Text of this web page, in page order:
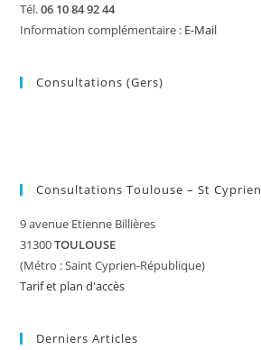
Tél.06 10 84 92 44
Information complémentaire : E-Mail
Consultations (Gers)
Consultations Toulouse – St Cyprien
9 avenue Etienne Billières
31300TOULOUSE
(Métro : Saint Cyprien-République)
Tarif et plan d'accès
Derniers Articles